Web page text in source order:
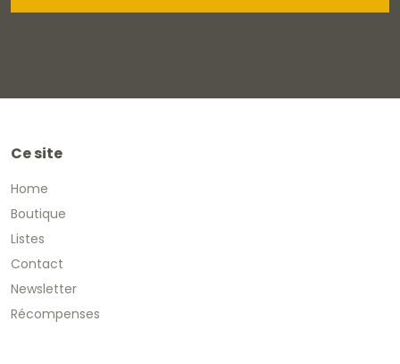
Ce site
Home
Boutique
Listes
Contact
Newsletter
Récompenses